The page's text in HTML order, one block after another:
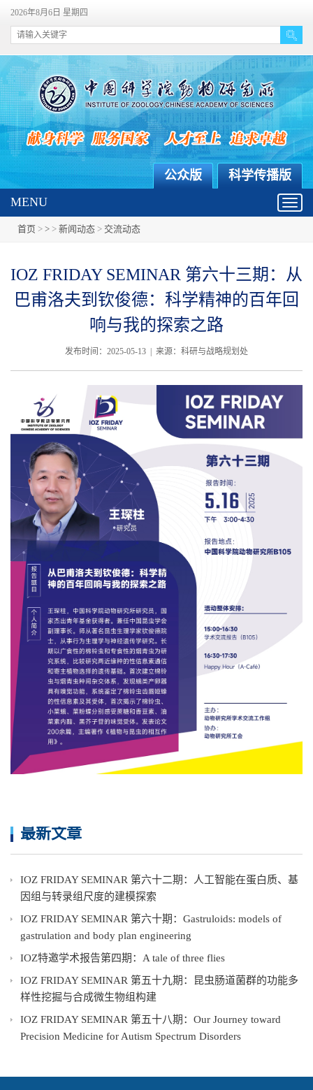
2026年8月6日 星期四
科学传播版
公众版
MENU
首页 > > > 新闻动态 > 交流动态
IOZ FRIDAY SEMINAR 第六十三期：从
巴甫洛夫到钦俊德：科学精神的百年回
响与我的探索之路
发布时间：2025-05-13 | 来源：科研与战略规划处
最新文章
IOZ FRIDAY SEMINAR 第六十二期：人工智能在蛋白质、基
因组与转录组尺度的建模探索
IOZ FRIDAY SEMINAR 第六十期：Gastruloids: models of
gastrulation and body plan engineering
IOZ特邀学术报告第四期：A tale of three flies
IOZ FRIDAY SEMINAR 第五十九期：昆虫肠道菌群的功能多
样性挖掘与合成微生物组构建
IOZ FRIDAY SEMINAR 第五十八期：Our Journey toward
Precision Medicine for Autism Spectrum Disorders